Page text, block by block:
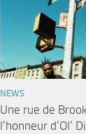
NEWS
Une rue de
l’honneur d’Ol’